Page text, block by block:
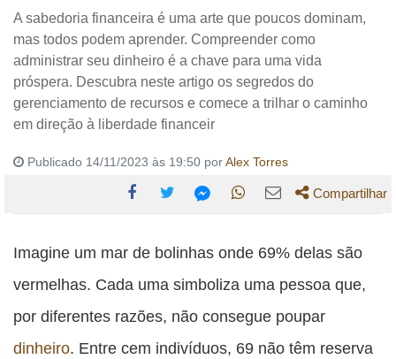
A sabedoria financeira é uma arte que poucos dominam,
mas todos podem aprender. Compreender como
administrar seu dinheiro é a chave para uma vida
próspera. Descubra neste artigo os segredos do
gerenciamento de recursos e comece a trilhar o caminho
em direção à liberdade financeir
Publicado 14/11/2023 às 19:50 porAlex Torres
esta
publicação
Facebook
esta
publicação
esta
publicação
esta
WhatsApp
esta
Email
Compartilhar
Imagine um mar de bolinhas onde 69% delas são
vermelhas. Cada uma simboliza uma pessoa que,
por diferentes razões, não consegue poupar
dinheiro. Entre cem indivíduos, 69 não têm reserva